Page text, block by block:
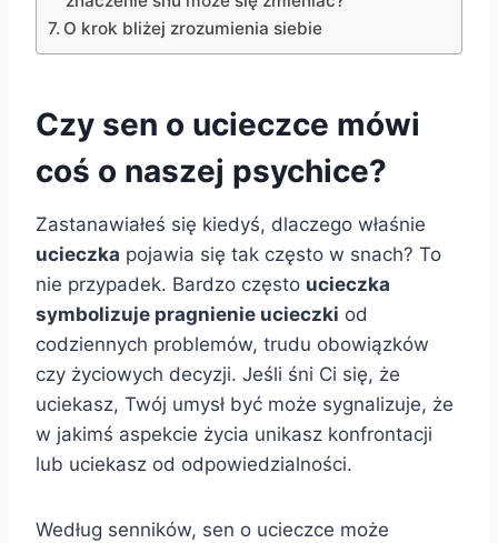
O krok bliżej zrozumienia siebie
Czy sen o ucieczce mówi
coś o naszej psychice?
Zastanawiałeś się kiedyś, dlaczego właśnie
ucieczka pojawia się tak często w snach? To
nie przypadek. Bardzo często ucieczka
symbolizuje pragnienie ucieczki od
codziennych problemów, trudu obowiązków
czy życiowych decyzji. Jeśli śni Ci się, że
uciekasz, Twój umysł być może sygnalizuje, że
w jakimś aspekcie życia unikasz konfrontacji
lub uciekasz od odpowiedzialności.
Według senników, sen o ucieczce może